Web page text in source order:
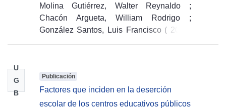
Molina Gutiérrez, Walter Reynaldo
;
Chacón Argueta, William Rodrigo
;
González Santos, Luis Francisco ( 2022-
U
G
B
Publicación
Factores que inciden en la deserción
escolar de los centros educativos públicos